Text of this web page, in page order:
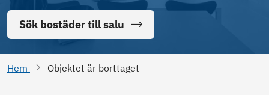
Sök bostäder till salu
Hem Objektet är borttaget